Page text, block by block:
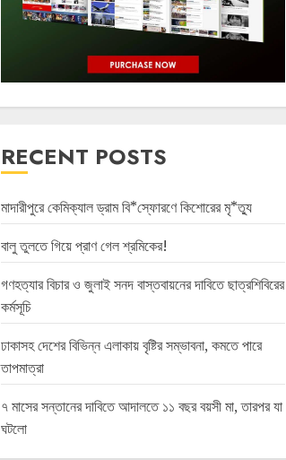
RECENT POSTS
মাদারীপুরে কেমিক্যাল ড্রাম বি*স্ফোরণে কিশোরের মৃ*ত্যু
বালু তুলতে গিয়ে প্রাণ গেল শ্রমিকের!
গণহত্যার বিচার ও জুলাই সনদ বাস্তবায়নের দাবিতে ছাত্রশিবিরের
কর্মসূচি
ঢাকাসহ দেশের বিভিন্ন এলাকায় বৃষ্টির সম্ভাবনা, কমতে পারে
তাপমাত্রা
৭ মাসের সন্তানের দাবিতে আদালতে ১১ বছর বয়সী মা, তারপর যা
ঘটলো